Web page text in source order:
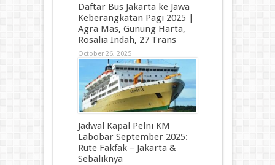
Daftar Bus Jakarta ke Jawa
Keberangkatan Pagi 2025 |
Agra Mas, Gunung Harta,
Rosalia Indah, 27 Trans
October 26, 2025
Jadwal Kapal Pelni KM
Labobar September 2025:
Rute Fakfak – Jakarta &
Sebaliknya